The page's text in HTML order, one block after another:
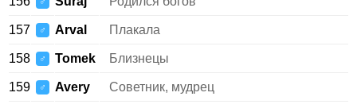
157 ♂ Arval Плакала
158 ♂ Tomek Близнецы
159 ♂ Avery Советник, мудрец